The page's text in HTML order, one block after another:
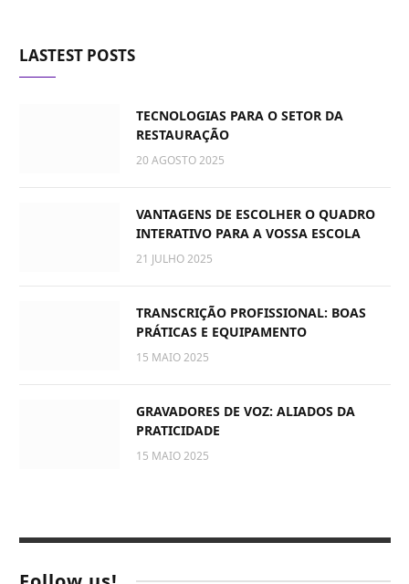
LASTEST POSTS
TECNOLOGIAS PARA O SETOR DA
RESTAURAÇÃO
20 AGOSTO 2025
VANTAGENS DE ESCOLHER O QUADRO
INTERATIVO PARA A VOSSA ESCOLA
21 JULHO 2025
TRANSCRIÇÃO PROFISSIONAL: BOAS
PRÁTICAS E EQUIPAMENTO
15 MAIO 2025
GRAVADORES DE VOZ: ALIADOS DA
PRATICIDADE
15 MAIO 2025